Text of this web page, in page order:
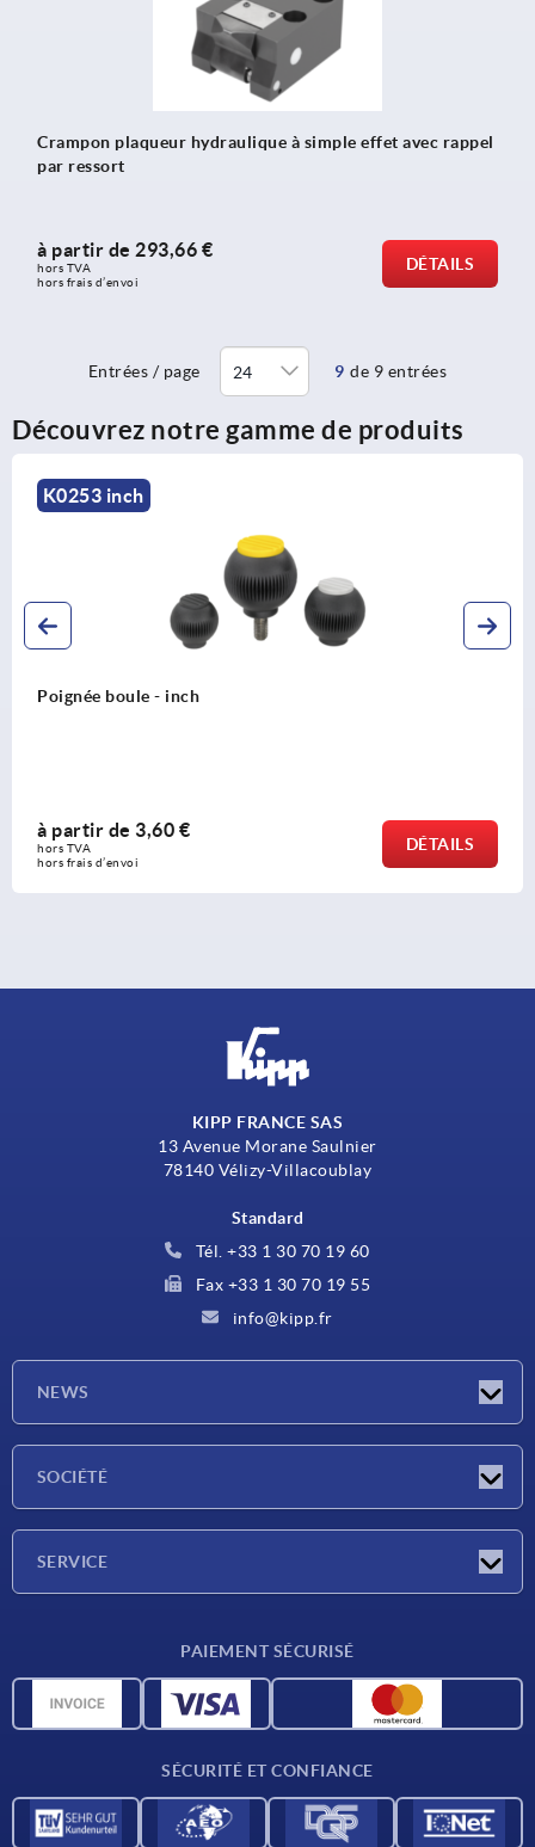
Crampon plaqueur hydraulique à simple effet avec rappel
par ressort
à partir de 293,66 €
hors TVA
hors frais d’envoi
DÉTAILS
Entrées / page 9 de 9 entrées
Découvrez notre gamme de produits
K0253 inch
Poignée boule - inch
à partir de 3,60 €
hors TVA
hors frais d’envoi
DÉTAILS
KIPP FRANCE SAS
13 Avenue Morane Saulnier
78140 Vélizy-Villacoublay
Standard
Tél. +33 1 30 70 19 60
Fax +33 1 30 70 19 55
info@kipp.fr
NEWS
SOCIÉTÉ
SERVICE
Données CAO
PAIEMENT SÉCURISÉ
SÉCURITÉ ET CONFIANCE